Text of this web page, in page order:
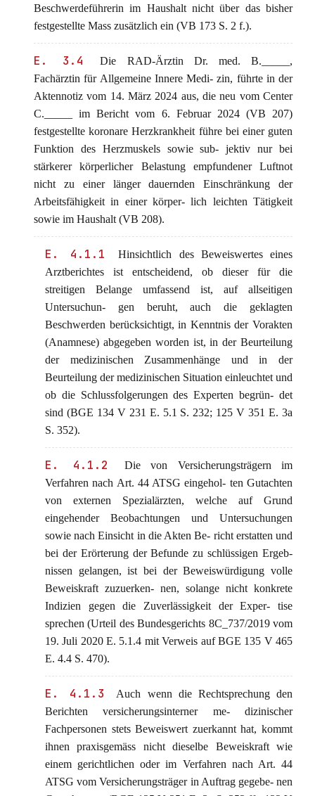
Beschwerdeführerin im Haushalt nicht über das bisher
festgestellte Mass zusätzlich ein (VB 173 S. 2 f.).
E. 3.4
Die RAD-Ärztin Dr. med. B._____,
Fachärztin für Allgemeine Innere Medi- zin, führte in der
Aktennotiz vom 14. März 2024 aus, die neu vom Center
C._____ im Bericht vom 6. Februar 2024 (VB 207)
festgestellte koronare Herzkrankheit führe bei einer guten
Funktion des Herzmuskels sowie sub- jektiv nur bei
stärkerer körperlicher Belastung empfundener Luftnot
nicht zu einer länger dauernden Einschränkung der
Arbeitsfähigkeit in einer körper- lich leichten Tätigkeit
sowie im Haushalt (VB 208).
E. 4.1.1
Hinsichtlich des Beweiswertes eines
Arztberichtes ist entscheidend, ob dieser für die
streitigen Belange umfassend ist, auf allseitigen
Untersuchun- gen beruht, auch die geklagten
Beschwerden berücksichtigt, in Kenntnis der Vorakten
(Anamnese) abgegeben worden ist, in der Beurteilung
der medizinischen Zusammenhänge und in der
Beurteilung der medizinischen Situation einleuchtet und
ob die Schlussfolgerungen des Experten begrün- det
sind (BGE 134 V 231 E. 5.1 S. 232; 125 V 351 E. 3a
S. 352).
E. 4.1.2
Die von Versicherungsträgern im
Verfahren nach Art. 44 ATSG eingehol- ten Gutachten
von externen Spezialärzten, welche auf Grund
eingehender Beobachtungen und Untersuchungen
sowie nach Einsicht in die Akten Be- richt erstatten und
bei der Erörterung der Befunde zu schlüssigen Ergeb-
nissen gelangen, ist bei der Beweiswürdigung volle
Beweiskraft zuzuerken- nen, solange nicht konkrete
Indizien gegen die Zuverlässigkeit der Exper- tise
sprechen (Urteil des Bundesgerichts 8C_737/2019 vom
19. Juli 2020 E. 5.1.4 mit Verweis auf BGE 135 V 465
E. 4.4 S. 470).
E. 4.1.3
Auch wenn die Rechtsprechung den
Berichten versicherungsinterner me- dizinischer
Fachpersonen stets Beweiswert zuerkannt hat, kommt
ihnen praxisgemäss nicht dieselbe Beweiskraft wie
einem gerichtlichen oder im Verfahren nach Art. 44
ATSG vom Versicherungsträger in Auftrag gegebe- nen